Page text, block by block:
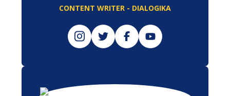
CONTENT WRITER - DIALOGIKA